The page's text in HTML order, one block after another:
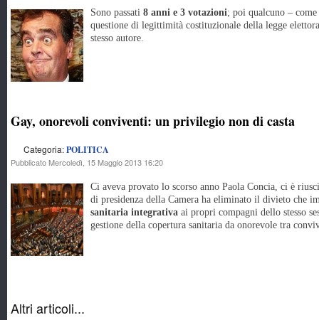
Sono passati 8 anni e 3 votazioni; poi qualcuno –
questione di legittimità costituzionale della legge
stesso autore.
Gay, onorevoli conviventi: un privilegio non di casta
Categoria:POLITICA
Pubblicato Mercoledì, 15 Maggio 2013 16:20
Ci aveva provato lo scorso anno Paola Concia, ci è
di presidenza della Camera ha eliminato il divieto che
sanitaria integrativa ai propri compagni dello stesso
gestione della copertura sanitaria da onorevole tra
Altri articoli...